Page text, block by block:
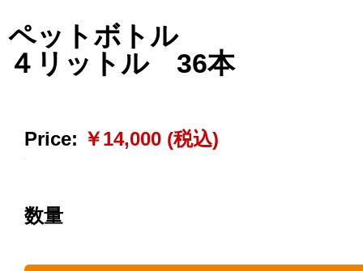
ペットボトル
４リットル 36本
Price: ￥14,000 (税込)
数量